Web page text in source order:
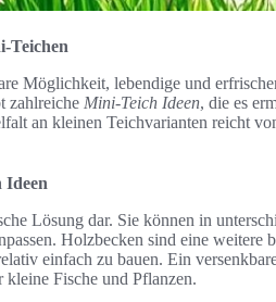
Teichen
Möglichkeit, lebendige und
zahlreiche Mini-Teich Ideen, die es
an kleinen Teichvarianten reicht
Ideen
Lösung dar. Sie können in
Holzbecken sind eine
einfach zu bauen. Ein
Fische und Pflanzen.